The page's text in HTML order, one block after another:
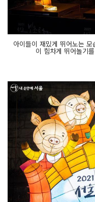
아이들이 재밌게 뛰어노는
이 힘차게 뛰어놀기